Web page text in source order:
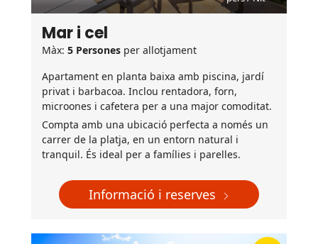
Mar i cel
Màx: 5 Persones per allotjament
Apartament en planta baixa amb piscina, jardí
privat i barbacoa. Inclou rentadora, forn,
microones i cafetera per a una major comoditat.
Compta amb una ubicació perfecta a només un
carrer de la platja, en un entorn natural i
tranquil. És ideal per a famílies i parelles.
Informació i reserves